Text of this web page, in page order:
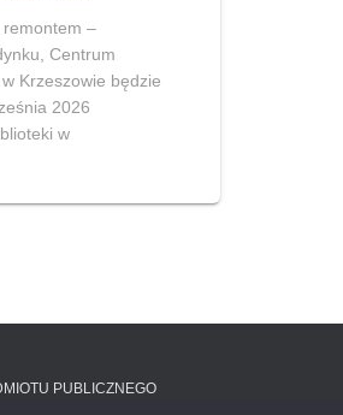
–
Centrum
Krzeszowie będzie
2026
w
PUBLICZNEGO